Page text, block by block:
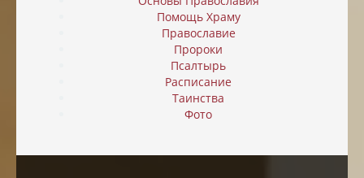
Помощь Храму
Православие
Пророки
Псалтырь
Расписание
Таинства
Фото